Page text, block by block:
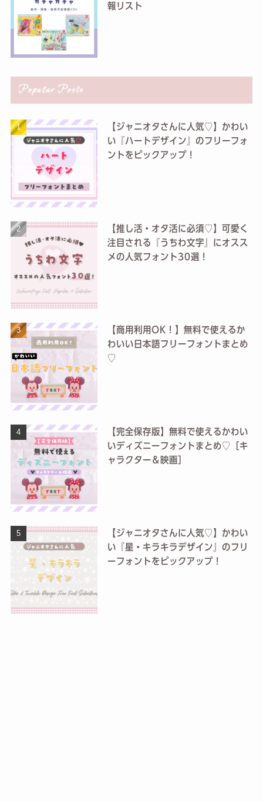
報リスト
Popular Posts
【ジャニオタさんに人気♡】かわい
い『ハートデザイン』のフリーフォ
ントをピックアップ！
【推し活・オタ活に必須♡】可愛く
注目される『うちわ文字』にオスス
メの人気フォント30選！
【商用利用OK！】無料で使えるか
わいい日本語フリーフォントまとめ
♡
【完全保存版】無料で使えるかわい
いディズニーフォントまとめ♡［キ
ャラクター＆映画］
【ジャニオタさんに人気♡】かわい
い『星・キラキラデザイン』のフリ
ーフォントをピックアップ！